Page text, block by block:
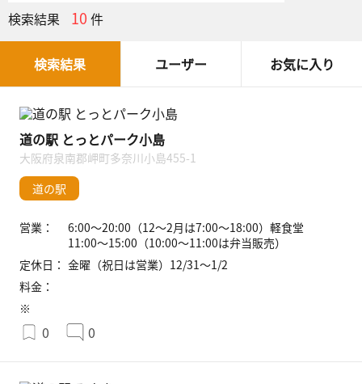
検索結果
10 件
検索結果 ユーザー お気に入り
道の駅 とっとパーク小島
大阪府泉南郡岬町多奈川小島455-1
道の駅
営業：
6:00〜20:00（12〜2月は7:00〜18:00）軽食堂
11:00〜15:00（10:00〜11:00は弁当販売）
定休日： 金曜（祝日は営業）12/31〜1/2
料金：
※
0 0